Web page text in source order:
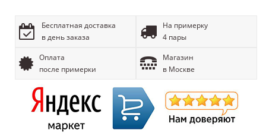
Бесплатная доставка
в день заказа
На примерку
4 пары
Оплата
после примерки
Магазин
в Москве